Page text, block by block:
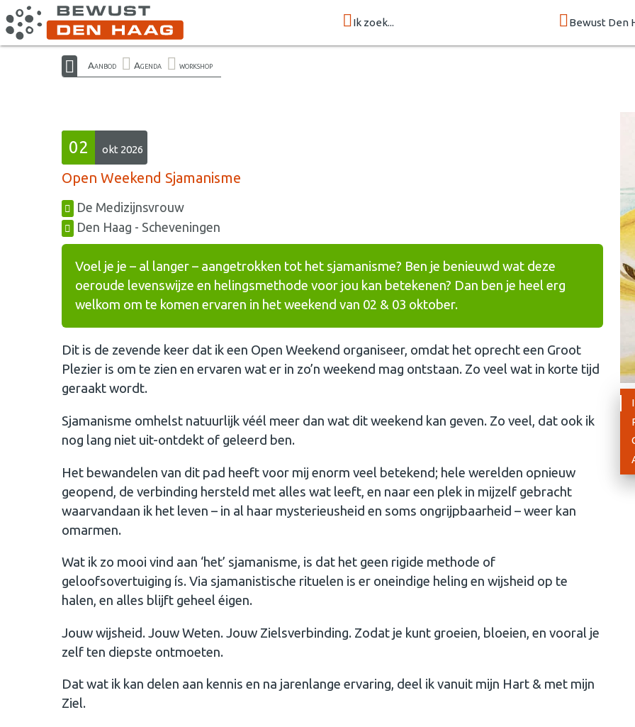
Ik zoek... Bewust Den
Aanbod Agenda workshop
02 okt 2026
Open Weekend Sjamanisme
De Medizijnsvrouw
Den Haag - Scheveningen
Voel je je – al langer – aangetrokken tot het sjamanisme? Ben je benieuwd wat deze
oeroude levenswijze en helingsmethode voor jou kan betekenen? Dan ben je heel erg
welkom om te komen ervaren in het weekend van 02 & 03 oktober.
Dit is de zevende keer dat ik een Open Weekend organiseer, omdat het oprecht een Groot
Plezier is om te zien en ervaren wat er in zo’n weekend mag ontstaan. Zo veel wat in korte tijd
geraakt wordt.
Sjamanisme omhelst natuurlijk véél meer dan wat dit weekend kan geven. Zo veel, dat ook ik
nog lang niet uit-ontdekt of geleerd ben.
Het bewandelen van dit pad heeft voor mij enorm veel betekend; hele werelden opnieuw
geopend, de verbinding hersteld met alles wat leeft, en naar een plek in mijzelf gebracht
waarvandaan ik het leven – in al haar mysterieusheid en soms ongrijpbaarheid – weer kan
omarmen.
Wat ik zo mooi vind aan ‘het’ sjamanisme, is dat het geen rigide methode of
geloofsovertuiging ís. Via sjamanistische rituelen is er oneindige heling en wijsheid op te
halen, en alles blijft geheel éigen.
Jouw wijsheid. Jouw Weten. Jouw Zielsverbinding. Zodat je kunt groeien, bloeien, en vooral je
zelf ten diepste ontmoeten.
Dat wat ik kan delen aan kennis en na jarenlange ervaring, deel ik vanuit mijn Hart & met mijn
Ziel.